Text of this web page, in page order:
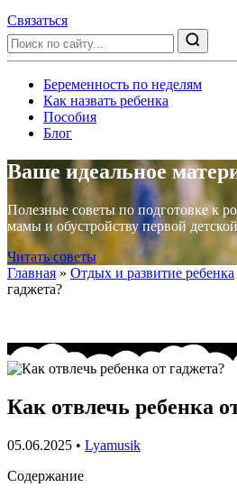
Связаться
Беременность по неделям
Как назвать ребенка
Пособия
Блог
Ваше идеальное
Полезные советы по подготовке к
мамы и обустройству первой
Читать советы
Главная » Отдых и развитие ребенка
гаджета?
Как отвлечь ребенка
05.06.2025 • Lyamusik
Содержание